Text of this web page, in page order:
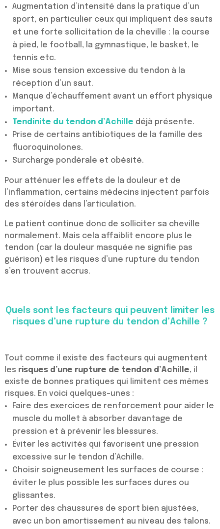
Augmentation d’intensité dans la pratique d’un
sport, en particulier ceux qui impliquent des sauts
et une forte sollicitation de la cheville : la course
à pied, le football, la gymnastique, le basket, le
tennis etc.
Mise sous tension excessive du tendon à la
réception d’un saut.
Manque d’échauffement avant un effort physique
important.
Tendinite du tendon d’Achille déjà présente.
Prise de certains antibiotiques de la famille des
fluoroquinolones.
Surcharge pondérale et obésité.
Pour atténuer les effets de la douleur et de
l’inflammation, certains médecins injectent parfois
des stéroïdes dans l’articulation.
Le patient continue donc de solliciter sa cheville
normalement. Mais cela affaiblit encore plus le
tendon (car la douleur masquée ne signifie pas
guérison) et les risques d’une rupture du tendon
s’en trouvent accrus.
Quels sont les facteurs qui peuvent limiter les
risques d’une rupture du tendon d’Achille ?
Tout comme il existe des facteurs qui augmentent
les risques d’une rupture de tendon d’Achille, il
existe de bonnes pratiques qui limitent ces mêmes
risques. En voici quelques-unes :
Faire des exercices de renforcement pour aider le
muscle du mollet à absorber davantage de
pression et à prévenir les blessures.
Éviter les activités qui favorisent une pression
excessive sur le tendon d’Achille.
Choisir soigneusement les surfaces de course :
éviter le plus possible les surfaces dures ou
glissantes.
Porter des chaussures de sport bien ajustées,
avec un bon amortissement au niveau des talons.